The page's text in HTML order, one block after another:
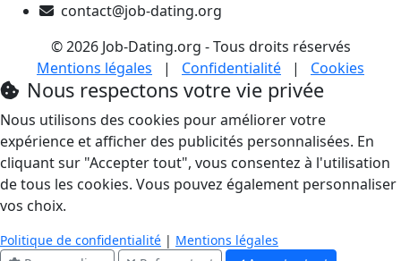
contact@job-dating.org
© 2026 Job-Dating.org - Tous droits réservés
Mentions légales
| Confidentialité | Cookies
Nous respectons votre vie privée
Nous utilisons des cookies pour améliorer votre
expérience et afficher des publicités personnalisées. En
cliquant sur "Accepter tout", vous consentez à l'utilisation
de tous les cookies. Vous pouvez également personnaliser
vos choix.
Politique de confidentialité | Mentions légales